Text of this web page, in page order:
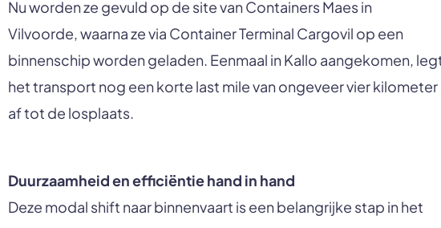
Nu worden ze gevuld op de site van Containers Maes in
Vilvoorde, waarna ze via Container Terminal Cargovil op een
binnenschip worden geladen. Eenmaal in Kallo aangekomen,
het transport nog een korte last mile van ongeveer vier kilometer
af tot de losplaats.
Duurzaamheid en efficiëntie hand in hand
Deze modal shift naar binnenvaart is een belangrijke stap in het